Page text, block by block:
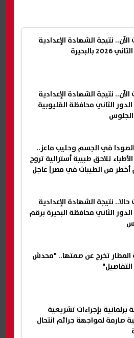
نتيجة الشهادة الإعدادية
بالبحيرة
نتيجة الشهادة الإعدادية
2026 الدور الثاني محافظة القليوبية
في الجسم وحليب ماعز..
تلاحق طبيبة أسترالية تروج
أخطر من الطيبات في مصر| عاجل
نتيجة الشهادة الإعدادية
2026 الدور الثاني محافظة البحيرة برقم
تخرج عن صمتها.. "محدش
برلمانية بإجراءات تشريعية
صارمة لمواجهة جرائم انتحال